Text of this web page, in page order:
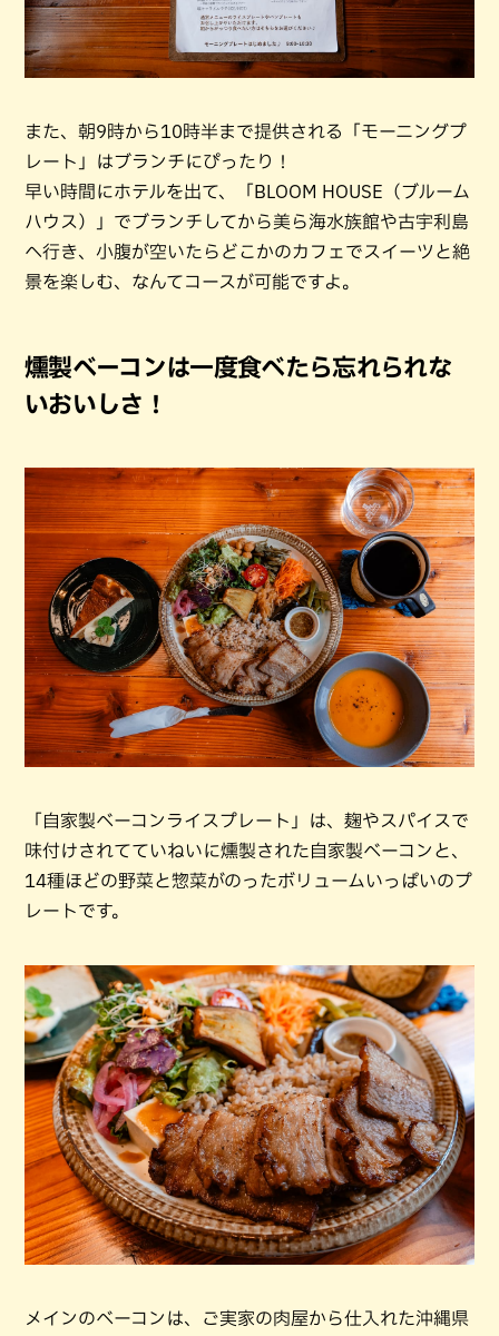
また、朝9時から10時半まで提供される「モーニングプ
レート」はブランチにぴったり！
早い時間にホテルを出て、「BLOOM HOUSE（ブルーム
ハウス）」でブランチしてから美ら海水族館や古宇利島
へ行き、小腹が空いたらどこかのカフェでスイーツと絶
景を楽しむ、なんてコースが可能ですよ。
燻製ベーコンは一度食べたら忘れられな
いおいしさ！
「自家製ベーコンライスプレート」は、麹やスパイスで
味付けされてていねいに燻製された自家製ベーコンと、
14種ほどの野菜と惣菜がのったボリュームいっぱいのプ
レートです。
メインのベーコンは、ご実家の肉屋から仕入れた沖縄県